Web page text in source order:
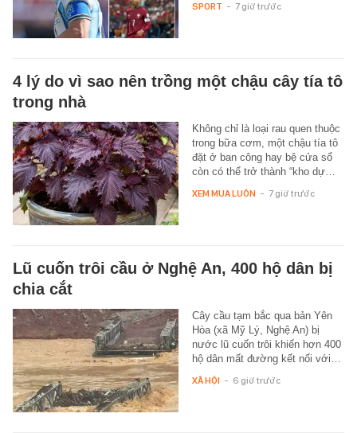
SPORT - 7 giờ trước
4 lý do vì sao nên trồng một chậu cây tía tô
trong nhà
Không chỉ là loại rau quen thuộc
trong bữa cơm, một chậu tía tô
đặt ở ban công hay bệ cửa sổ
còn có thể trở thành “kho dự…
XEM MUA LUÔN - 7 giờ trước
Lũ cuốn trôi cầu ở Nghệ An, 400 hộ dân bị
chia cắt
Cây cầu tạm bắc qua bản Yên
Hòa (xã Mỹ Lý, Nghệ An) bị
nước lũ cuốn trôi khiến hơn 400
hộ dân mất đường kết nối với…
XÃ HỘI - 6 giờ trước